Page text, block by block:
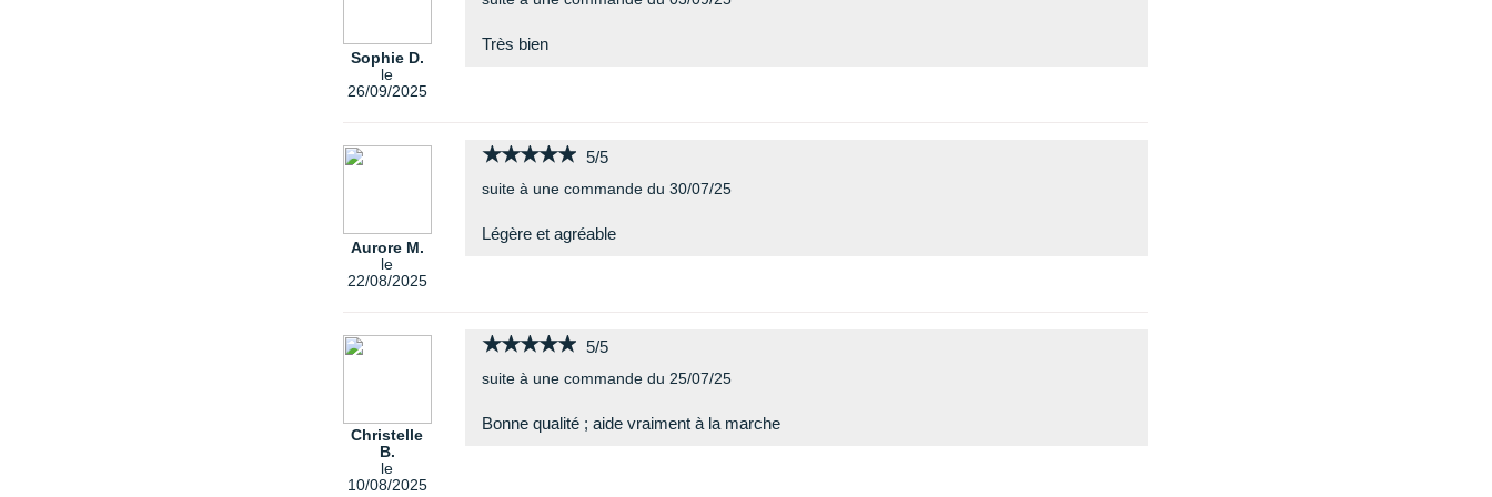
Sophie D.
le
26/09/2025
Très bien
Aurore M.
le
22/08/2025
★★★★★
★★★★★ 5/5
suite à une commande du 30/07/25
Légère et agréable
Christelle
B.
le
10/08/2025
★★★★★
★★★★★ 5/5
suite à une commande du 25/07/25
Bonne qualité ; aide vraiment à la marche